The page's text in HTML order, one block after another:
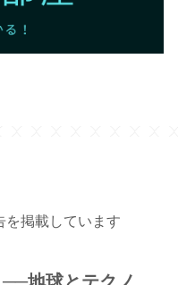
掲載しています